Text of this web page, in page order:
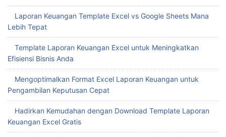
Laporan Keuangan Template Excel vs Google Sheets Mana
Lebih Tepat
Template Laporan Keuangan Excel untuk Meningkatkan
Efisiensi Bisnis Anda
Mengoptimalkan Format Excel Laporan Keuangan untuk
Pengambilan Keputusan Cepat
Hadirkan Kemudahan dengan Download Template Laporan
Keuangan Excel Gratis